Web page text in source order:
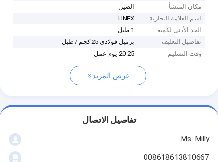
مكان المنشأ
الصين
اسم العلامة التجارية
UNEX
الحد الأدنى لكمية
1 طبل
تفاصيل التغليف
برميل فولاذي 25 كجم / طبل
وقت التسليم
20-25 يوم عمل
عرض المزيد
تفاصيل الاتصال
Ms. Milly
008618613810667